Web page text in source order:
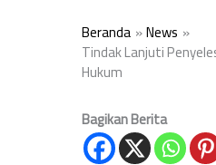
Beranda News
Tindak Lanjuti
Hukum
Bagikan Berita